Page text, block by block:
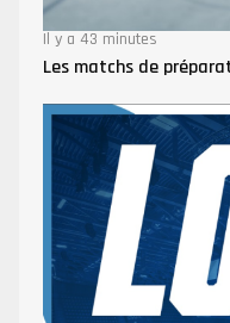
Il y a 43 minutes
Les matchs de